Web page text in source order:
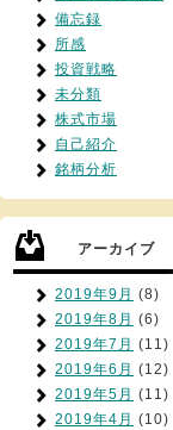
備忘録
所感
投資戦略
未分類
株式市場
自己紹介
銘柄分析
アーカイブ
2019年9月 (8)
2019年8月 (6)
2019年7月 (11)
2019年6月 (12)
2019年5月 (11)
2019年4月 (10)